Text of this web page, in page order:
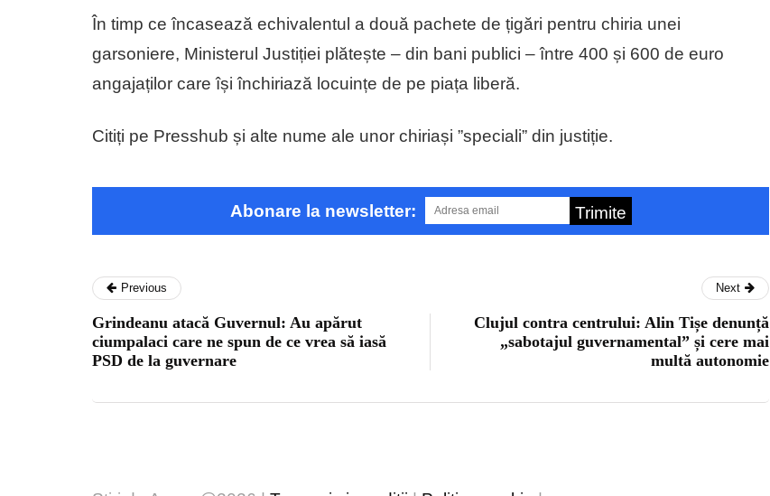
În timp ce încasează echivalentul a două pachete de țigări pentru chiria unei
garsoniere, Ministerul Justiției plătește – din bani publici – între 400 și 600 de euro
angajaților care își închiriază locuințe de pe piața liberă.
Citiți pe Presshub și alte nume ale unor chiriași ”speciali” din justiție.
Abonare la newsletter: Trimite
Previous
Grindeanu atacă Guvernul: Au apărut
ciumpalaci care ne spun de ce vrea să iasă
PSD de la guvernare
Next
Clujul contra centrului: Alin Tișe denunță
„sabotajul guvernamental” și cere mai
multă autonomie